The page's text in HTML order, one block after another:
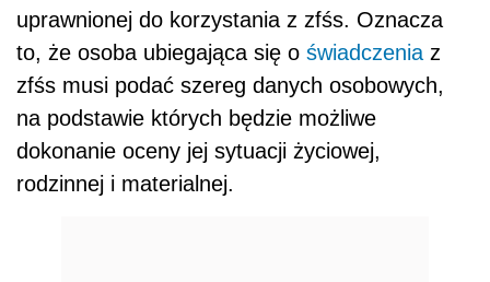
uprawnionej do korzystania z zfśs. Oznacza
to, że osoba ubiegająca się o świadczenia z
zfśs musi podać szereg danych osobowych,
na podstawie których będzie możliwe
dokonanie oceny jej sytuacji życiowej,
rodzinnej i materialnej.